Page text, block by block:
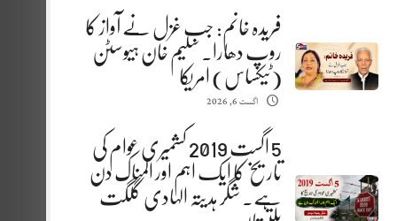
فریدہ خانم: جب غزل نے آواز کا
روپ دھارا. سلیم خان ہیوسٹن
(ٹیکساس) امریکا
اگست 6, 2026
5 اگست 2019 کشمیری عوام کی
تاریخ کا ایک اہم اور المناک دن
ہے. شگر ہدیتہ الہادی گلگت